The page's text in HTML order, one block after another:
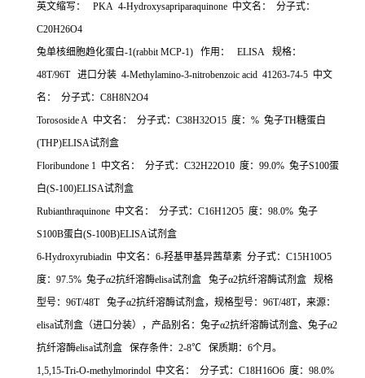
英文缩写：
PKA 4-Hydroxysapriparaquinone 中文名：
分子式：
C20H26O4
兔单核细胞趋化蛋白-1(rabbit MCP-1) 作用： ELISA 规格：
48T/96T 进口分装 4-Methylamino-3-nitrobenzoic acid 41263-74-5 中文
名：
分子式： C8H8N2O4
Torososide A 中文名： 分子式： C38H32O15 度： % 兔子TH糖蛋白
(THP)ELISA试剂盒
Floribundone 1 中文名： 分子式： C32H22O10 度： 99.0% 兔子S100蛋
白(S-100)ELISA试剂盒
Rubianthraquinone 中文名： 分子式： C16H12O5 度： 98.0% 兔子
S100B蛋白(S-100B)ELISA试剂盒
6-Hydroxyrubiadin 中文名： 6-羟基甲基异茜草素 分子式： C15H10O5
度： 97.5% 兔子α2抗纤溶酶elisa试剂盒 兔子α2抗纤溶酶试剂盒
规格
型号： 96T/48T 兔子α2抗纤溶酶试剂盒，规格型号： 96T/48T，来源：
elisa试剂盒（进口分装），产品别名：兔子α2抗纤溶酶试剂盒、兔子α2
抗纤溶酶elisa试剂盒 保存条件： 2-8℃ 保质期： 6个月。
1,5,15-Tri-O-methylmorindol 中文名： 分子式： C18H16O6 度： 98.0%